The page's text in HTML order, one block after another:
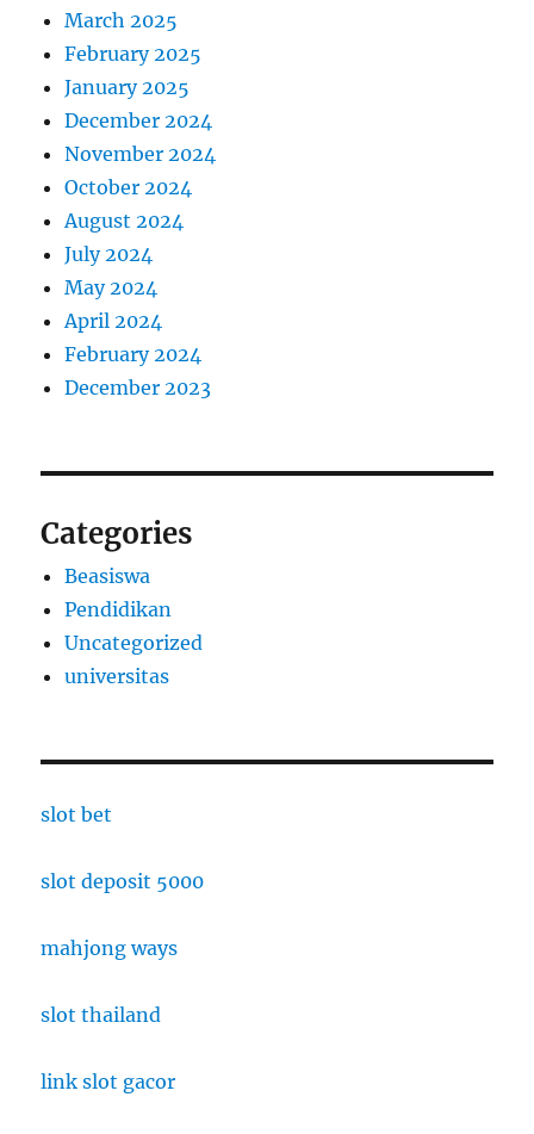
March 2025
February 2025
January 2025
December 2024
November 2024
October 2024
August 2024
July 2024
May 2024
April 2024
February 2024
December 2023
Categories
Beasiswa
Pendidikan
Uncategorized
universitas
slot bet
slot deposit 5000
mahjong ways
slot thailand
link slot gacor